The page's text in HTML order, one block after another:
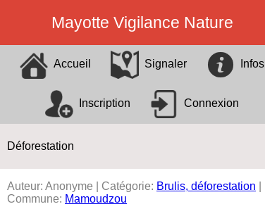
Mayotte Vigilance Nature
Accueil Signaler Infos
Inscription Connexion
Déforestation
Auteur: Anonyme | Catégorie: Brulis, déforestation
Commune: Mamoudzou